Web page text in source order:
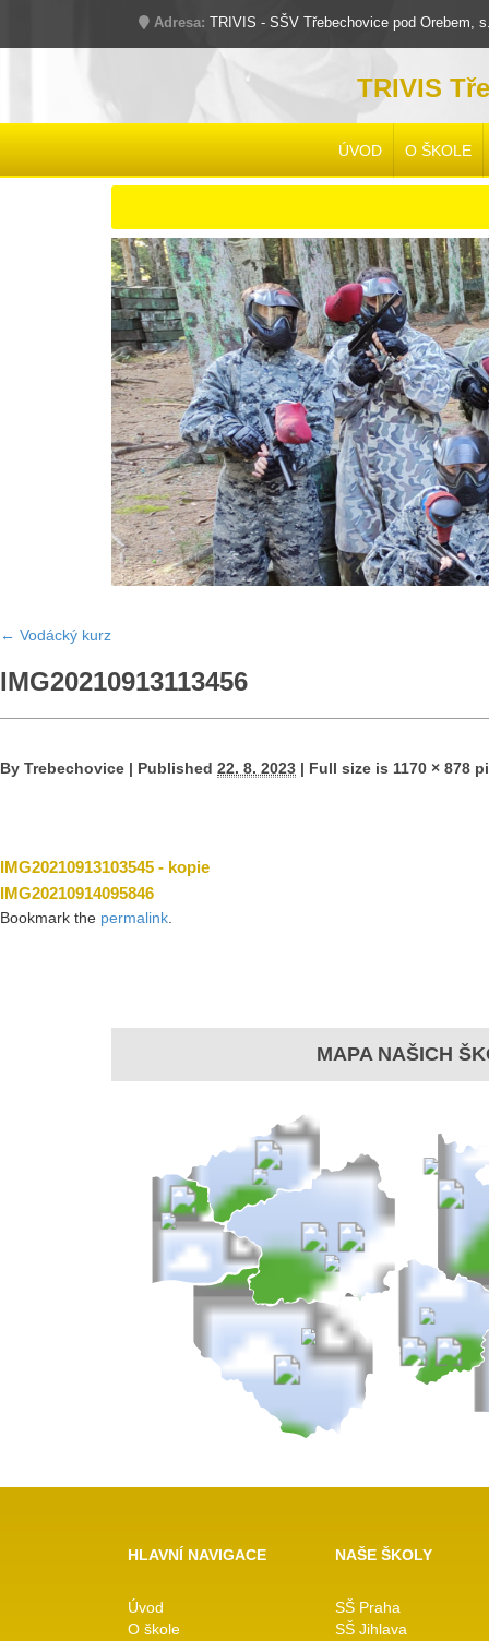
Adresa: TRIVIS - SŠV Třebechovice pod Orebem,
TRIVIS
ÚVOD O ŠKOLE
← Vodácký kurz
IMG20210913113456
By Trebechovice | Published 22. 8. 2023 | Full size is 1170 × 878
IMG20210913103545 - kopie
IMG20210914095846
Bookmark the permalink
MAPA NAŠICH
HLAVNÍ NAVIGACE
Úvod
O škole
NAŠE ŠKOLY
SŠ Praha
SŠ Jihlava